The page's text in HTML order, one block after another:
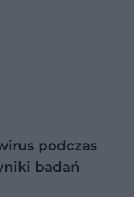
podczas
badań